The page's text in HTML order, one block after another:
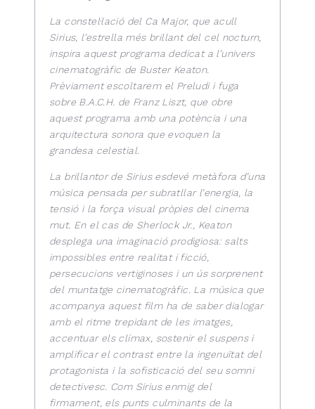
La constel·lació del Ca Major, que acull
Sirius, l’estrella més brillant del cel nocturn,
inspira aquest programa dedicat a l’univers
cinematogràfic de Buster Keaton.
Prèviament escoltarem el Preludi i fuga
sobre B.A.C.H. de Franz Liszt, que obre
aquest programa amb una potència i una
arquitectura sonora que evoquen la
grandesa celestial.
La brillantor de Sirius esdevé metàfora d’una
música pensada per subratllar l’energia, la
tensió i la força visual pròpies del cinema
mut. En el cas de Sherlock Jr., Keaton
desplega una imaginació prodigiosa: salts
impossibles entre realitat i ficció,
persecucions vertiginoses i un ús sorprenent
del muntatge cinematogràfic. La música que
acompanya aquest film ha de saber dialogar
amb el ritme trepidant de les imatges,
accentuar els clímax, sostenir el suspens i
amplificar el contrast entre la ingenuïtat del
protagonista i la sofisticació del seu somni
detectivesc. Com Sirius enmig del
firmament, els punts culminants de la